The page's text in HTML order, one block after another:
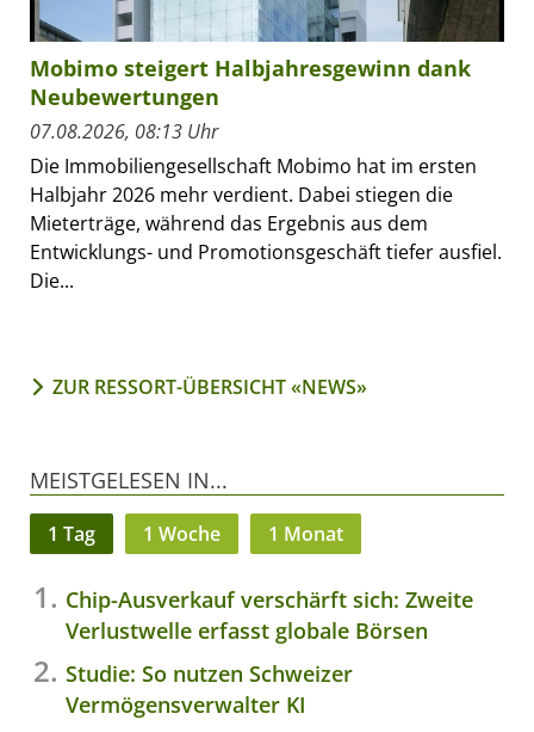
Mobimo steigert Halbjahresgewinn dank
Neubewertungen
07.08.2026, 08:13 Uhr
Die Immobiliengesellschaft Mobimo hat im ersten
Halbjahr 2026 mehr verdient. Dabei stiegen die
Mieterträge, während das Ergebnis aus dem
Entwicklungs- und Promotionsgeschäft tiefer ausfiel.
Die...
ZUR RESSORT-ÜBERSICHT «NEWS»
MEISTGELESEN IN...
1 Tag 1 Woche 1 Monat
Chip-Ausverkauf verschärft sich: Zweite
Verlustwelle erfasst globale Börsen
Studie: So nutzen Schweizer
Vermögensverwalter KI